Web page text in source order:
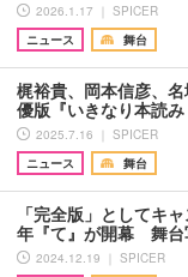
2026.1.17 ｜ SPICER
ニュース
舞台
梶裕貴、岡本信彦、
優版『いきなり本読
2025.7.16 ｜ SPICER
ニュース
舞台
「完全版」としてキ
年『て』が開幕 舞台
2024.12.19 ｜ SPICER